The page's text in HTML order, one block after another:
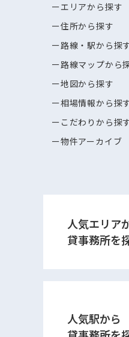
エリアから探す
住所から探す
路線・駅から探
路線マップから
地図から探す
相場情報から探
こだわりから探
物件アーカイブ
人気エリア
貸事務所を
人気駅から